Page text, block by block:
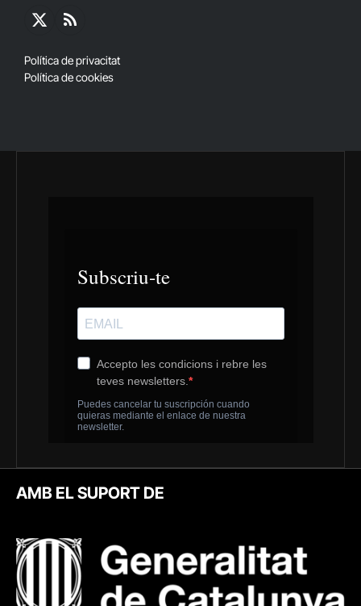
X
RSS
Política de privacitat
Política de cookies
AMB EL SUPORT DE